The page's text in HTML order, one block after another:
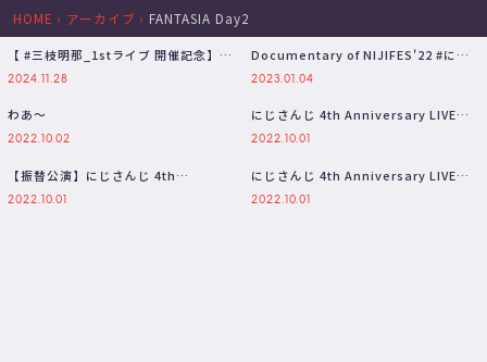
HOME › アーカイブ › FANTASIA Day2
【 #三枝明那_1stライブ 開催記念】過
去LIVE映像を公開！【テオ…
2024.11.28
Documentary of NIJIFES'22 #にじ
フェス202…
2023.01.04
わあ～
2022.10.02
にじさんじ 4th Anniversary LIVE
「FANTASI…
2022.10.01
【振替公演】にじさんじ 4th
Anniversary LIVE 「F…
2022.10.01
にじさんじ 4th Anniversary LIVE
「FANTASI…
2022.10.01